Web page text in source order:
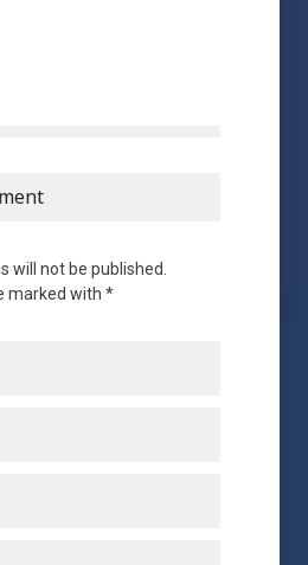
will not be published.
marked with *